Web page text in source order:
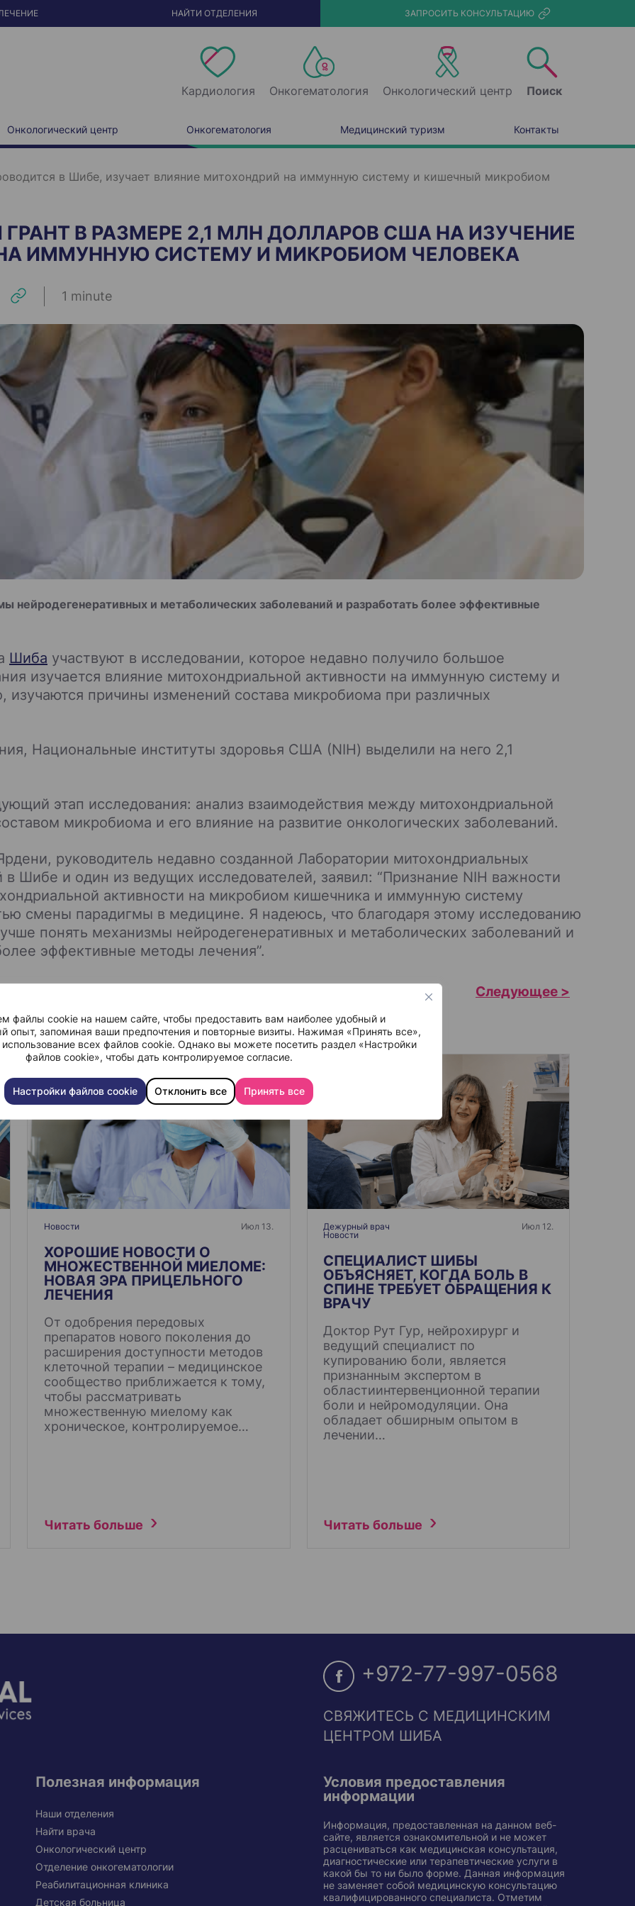
файлы cookie на нашем сайте, чтобы предоставить вам наиболее удобный и
опыт, запоминая ваши предпочтения и повторные визиты. Нажимая «Принять все»,
всех файлов cookie. Однако вы можете посетить раздел «Настройки
файлов cookie», чтобы дать контролируемое согласие.
Настройки файлов cookie Отклонить все Принять все
НАЙТИ ОТДЕЛЕНИЯ ЗАПРОСИТЬ КОНСУЛЬТАЦИЮ
Кардиология Онкогематология Онкологический центр Поиск
Онкологический центр Онкогематология Медицинский туризм Контакты
в Шибе, изучает влияние митохондрий на иммунную систему и кишечный микробиом
В РАЗМЕРЕ 2,1 МЛН ДОЛЛАРОВ США НА ИЗУЧЕНИЕ
ИММУННУЮ СИСТЕМУ И МИКРОБИОМ ЧЕЛОВЕКА
1 minute
и метаболических заболеваний и разработать более эффективные
Шиба участвуют в исследовании, которое недавно получило большое
изучается влияние митохондриальной активности на иммунную систему и
причины изменений состава микробиома при различных
Национальные институты здоровья США (NIH) выделили на него 2,1
этап исследования: анализ взаимодействия между митохондриальной
микробиома и его влияние на развитие онкологических заболеваний.
руководитель недавно созданной Лаборатории митохондриальных
в Шибе и один из ведущих исследователей, заявил: “Признание NIH важности
активности на микробиом кишечника и иммунную систему
смены парадигмы в медицине. Я надеюсь, что благодаря этому исследованию
понять механизмы нейродегенеративных и метаболических заболеваний и
эффективные методы лечения”.
Новости Июл 13.
ХОРОШИЕ НОВОСТИ О
МНОЖЕСТВЕННОЙ МИЕЛОМЕ:
НОВАЯ ЭРА ПРИЦЕЛЬНОГО
ЛЕЧЕНИЯ
От одобрения передовых
препаратов нового поколения до
расширения доступности методов
клеточной терапии – медицинское
сообщество приближается к тому,
чтобы рассматривать
множественную миелому как
хроническое, контролируемое…
Читать больше
Дежурный врач
Новости
Июл 12.
СПЕЦИАЛИСТ ШИБЫ
ОБЪЯСНЯЕТ, КОГДА БОЛЬ В
СПИНЕ ТРЕБУЕТ ОБРАЩЕНИЯ К
ВРАЧУ
Доктор Рут Гур, нейрохирург и
ведущий специалист по
купированию боли, является
признанным экспертом в
областиинтервенционной терапии
боли и нейромодуляции. Она
обладает обширным опытом в
лечении…
Читать больше
+972-77-997-0568
СВЯЖИТЕСЬ С МЕДИЦИНСКИМ
ЦЕНТРОМ ШИБА
Полезная информация
Наши отделения
Найти врача
Онкологический центр
Отделение онкогематологии
Реабилитационная клиника
Детская больница
Условия предоставления
информации
Информация, предоставленная на данном веб-
сайте, является ознакомительной и не может
расцениваться как медицинская консультация,
диагностические или терапевтические услуги в
какой бы то ни было форме. Данная информация
не заменяет собой медицинскую консультацию
квалифицированного специалиста. Отметим